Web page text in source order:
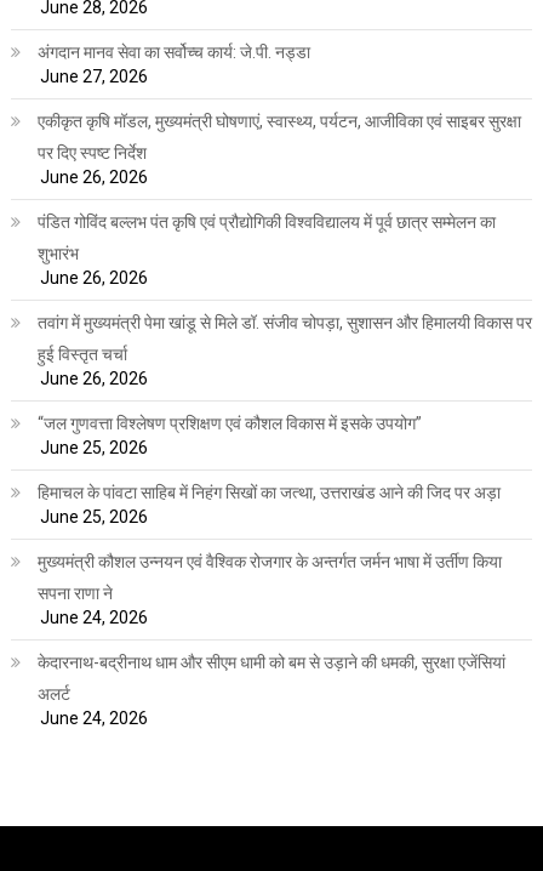
June 28, 2026
अंगदान मानव सेवा का सर्वोच्च कार्य: जे.पी. नड्डा
June 27, 2026
एकीकृत कृषि मॉडल, मुख्यमंत्री घोषणाएं, स्वास्थ्य, पर्यटन, आजीविका एवं साइबर सुरक्षा
पर दिए स्पष्ट निर्देश
June 26, 2026
पंडित गोविंद बल्लभ पंत कृषि एवं प्रौद्योगिकी विश्वविद्यालय में पूर्व छात्र सम्मेलन का
शुभारंभ
June 26, 2026
तवांग में मुख्यमंत्री पेमा खांडू से मिले डॉ. संजीव चोपड़ा, सुशासन और हिमालयी विकास पर
हुई विस्तृत चर्चा
June 26, 2026
“जल गुणवत्ता विश्लेषण प्रशिक्षण एवं कौशल विकास में इसके उपयोग”
June 25, 2026
हिमाचल के पांवटा साहिब में निहंग सिखों का जत्था, उत्तराखंड आने की जिद पर अड़ा
June 25, 2026
मुख्यमंत्री कौशल उन्नयन एवं वैश्विक रोजगार के अन्तर्गत जर्मन भाषा में उर्तीण किया
सपना राणा ने
June 24, 2026
केदारनाथ-बद्रीनाथ धाम और सीएम धामी को बम से उड़ाने की धमकी, सुरक्षा एजेंसियां
अलर्ट
June 24, 2026